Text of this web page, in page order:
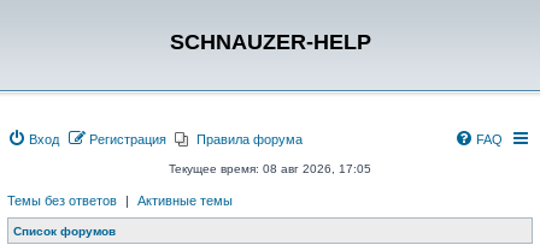
SCHNAUZER-HELP
Вход Регистрация Правила форума FAQ
Текущее время: 08 авг 2026, 17:05
Темы без ответов | Активные темы
Список форумов